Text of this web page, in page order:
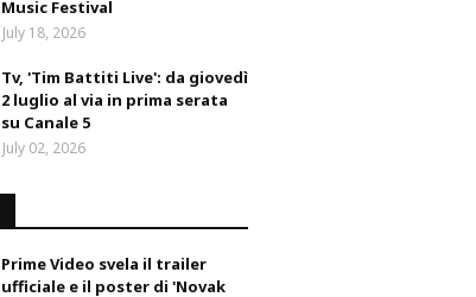
Music Festival
July 18, 2026
Tv, 'Tim Battiti Live': da giovedì
2 luglio al via in prima serata
su Canale 5
July 02, 2026
Prime Video svela il trailer
ufficiale e il poster di 'Novak